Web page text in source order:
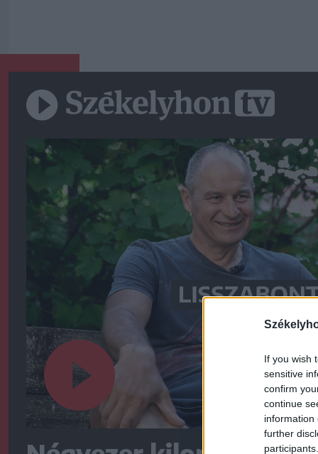
If you wish
sensitive
confirm
continue
information
further